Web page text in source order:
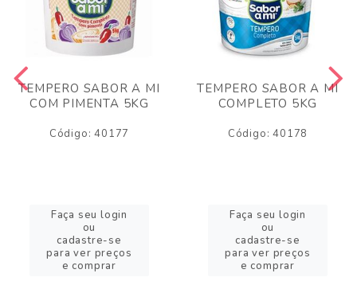
TEMPERO SABOR A MI
COM PIMENTA 5KG
Código: 40177
Faça seu login
ou
cadastre-se
para ver preços
e comprar
TEMPERO SABOR A MI
COMPLETO 5KG
Código: 40178
Faça seu login
ou
cadastre-se
para ver preços
e comprar